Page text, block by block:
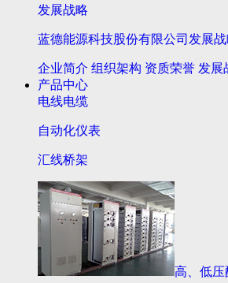
发展战略
蓝德能源科技股份有限公司发展
企业简介 组织架构 资质荣誉 发展
产品中心
电线电缆
自动化仪表
汇线桥架
高、低压